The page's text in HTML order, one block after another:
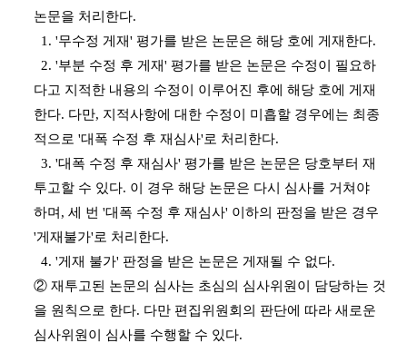
논문을 처리한다.
1. '무수정 게재' 평가를 받은 논문은 해당 호에 게재한다.
2. '부분 수정 후 게재' 평가를 받은 논문은 수정이 필요하
다고 지적한 내용의 수정이 이루어진 후에 해당 호에 게재
한다. 다만, 지적사항에 대한 수정이 미흡할 경우에는 최종
적으로 '대폭 수정 후 재심사'로 처리한다.
3. '대폭 수정 후 재심사' 평가를 받은 논문은 당호부터 재
투고할 수 있다. 이 경우 해당 논문은 다시 심사를 거쳐야
하며, 세 번 '대폭 수정 후 재심사' 이하의 판정을 받은 경우
'게재불가'로 처리한다.
4. '게재 불가' 판정을 받은 논문은 게재될 수 없다.
② 재투고된 논문의 심사는 초심의 심사위원이 담당하는 것
을 원칙으로 한다. 다만 편집위원회의 판단에 따라 새로운
심사위원이 심사를 수행할 수 있다.